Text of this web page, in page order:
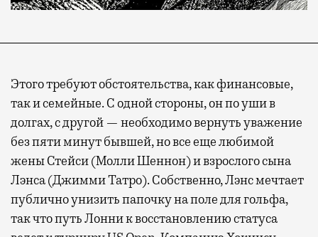
Этого требуют обстоятельства, как финансовые,
так и семейные. С одной стороны, он по уши в
долгах, с другой — необходимо вернуть уважение
без пяти минут бывшей, но все еще любимой
жены Стейси (Молли Шеннон) и взрослого сына
Лэнса (Джимми Татро). Собственно, Лэнс мечтает
публично унизить папочку на поле для гольфа,
так что путь Лонни к восстановлению статуса